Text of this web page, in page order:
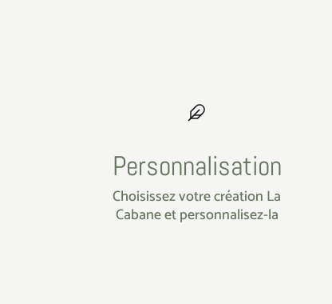
Personnalisation
Choisissez votre création La
Cabane et personnalisez-la